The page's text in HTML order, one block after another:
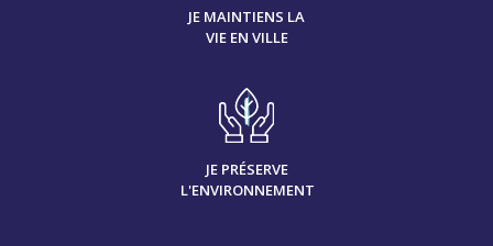
JE MAINTIENS LA
VIE EN VILLE
JE PRÉSERVE
L'ENVIRONNEMENT